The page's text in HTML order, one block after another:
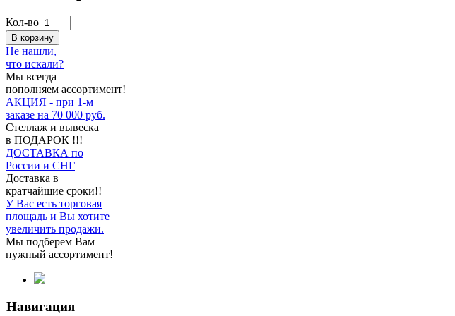
Кол-во
В корзину
Не нашли,
что искали?
Мы всегда
пополняем ассортимент!
АКЦИЯ - при 1-м
заказе на 70 000 руб.
Стеллаж и вывеска
в ПОДАРОК !!!
ДОСТАВКА по
России и СНГ
Доставка в
кратчайшие сроки!!
У Вас есть торговая
площадь и Вы хотите
увеличить продажи.
Мы подберем Вам
нужный ассортимент!
Навигация